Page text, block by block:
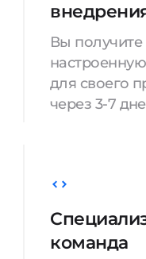
Вы
для своего
через 3-7
команда